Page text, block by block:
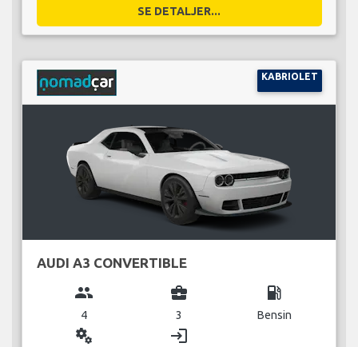
SE DETALJER...
KABRIOLET
AUDI A3 CONVERTIBLE
group
4
business_center
3
local_gas_station
Bensin
miscellaneous_services login